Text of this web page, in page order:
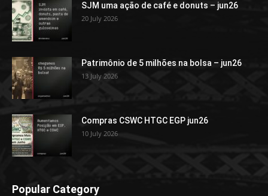
SJM uma ação de café e donuts – jun26
20 July 2026
Patrimônio de 5 milhões na bolsa – jun26
13 July 2026
Compras CSWC HTGC EGP jun26
10 July 2026
Popular Category